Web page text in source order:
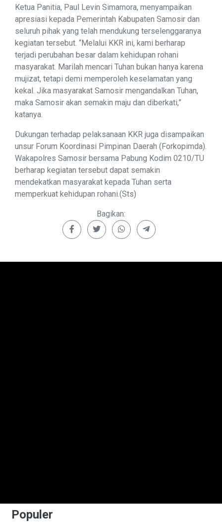
Ketua Panitia, Paul Levin Simamora, menyampaikan
apresiasi kepada Pemerintah Kabupaten Samosir dan
seluruh pihak yang telah mendukung terselenggaranya
kegiatan tersebut. “Melalui KKR ini, kami berharap
terjadi perubahan besar dalam kehidupan rohani
masyarakat. Marilah mencari Tuhan bukan hanya karena
mujizat, tetapi demi memperoleh keselamatan yang
kekal. Jika masyarakat Samosir mengandalkan Tuhan,
maka Samosir akan semakin maju dan diberkati,”
katanya.
Dukungan terhadap pelaksanaan KKR juga disampaikan
unsur Forum Koordinasi Pimpinan Daerah (Forkopimda).
Wakapolres Samosir bersama Pabung Kodim 0210/TU
berharap kegiatan tersebut dapat semakin
mendekatkan masyarakat kepada Tuhan serta
memperkuat kehidupan rohani.(Sts)
Bagikan:
Populer